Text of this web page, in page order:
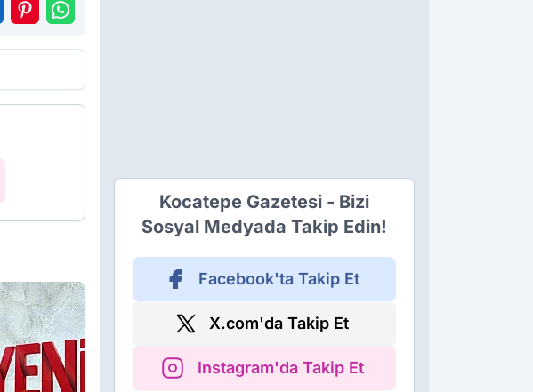
Kocatepe Gazetesi - Bizi
Sosyal Medyada Takip Edin!
Facebook'ta Takip Et
X.com'da Takip Et
Instagram'da Takip Et